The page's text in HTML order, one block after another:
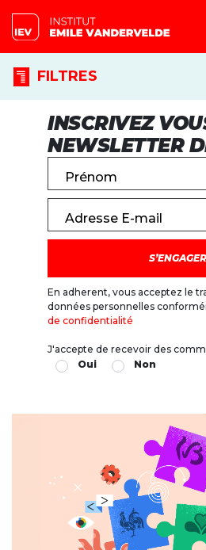
FILTRES
INSCRIVEZ
NEWSLETTER
Prénom
Adresse E-mail
En adherent, vous acceptez le
données personnelles
de confidentialité
J'accepte de recevoir des
Oui
Non